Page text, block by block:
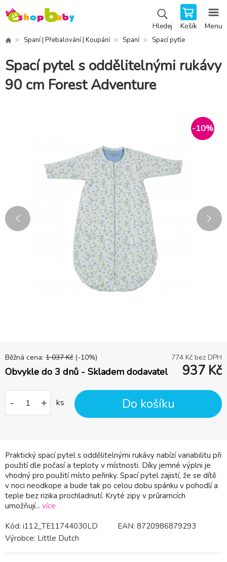
Hledej Košík Menu
Spaní | Přebalování | Koupání Spaní Spací pytle
Spací pytel s oddělitelnými rukávy
90 cm Forest Adventure
-10%
Praktický spací pytel s oddělitelnými rukávy nabízí variabilitu při
použití dle počasí a teploty v místnosti. Díky jemné výplni je
vhodný pro použití místo peřinky. Spací pytel zajistí, že se dítě
v noci neodkope a bude tak po celou dobu spánku v pohodlí a
teple bez rizika prochladnutí. Kryté zipy v průramcích
umožňují... více
Běžná cena: 1 037 Kč (-10%) 774 Kč bez DPH
Obvykle do 3 dnů - Skladem dodavatel 937 Kč
- + ks Do košíku
Kód: i112_TE11744030LD EAN: 8720986879293
Výrobce: Little Dutch